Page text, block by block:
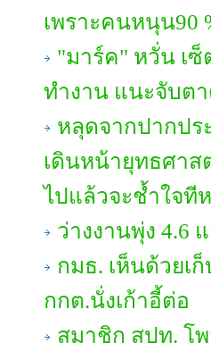
เพราะคนหนุน90
"มาร์ค" หวั่น เ
ทำงาน แนะจับต
หลุดจากปากปร
เดินหน้ายุทธศาส
ไปแล้วจะช้ำใจที
ว่างงานพุ่ง 4.6
กมธ. เห็นด้วยเ
กกต.นั่งเก้าอี้ต่อ
สมาชิก สปท. โ